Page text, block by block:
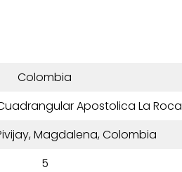
Colombia
Apostolica La Roca
Magdalena, Colombia
5